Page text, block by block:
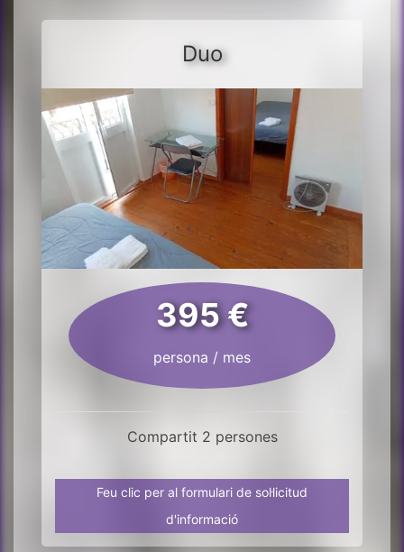
Duo
395 €
persona / mes
Compartit 2 persones
Feu clic per al formulari de sol·licitud
d'informació